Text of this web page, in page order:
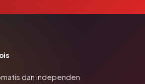
dan independen